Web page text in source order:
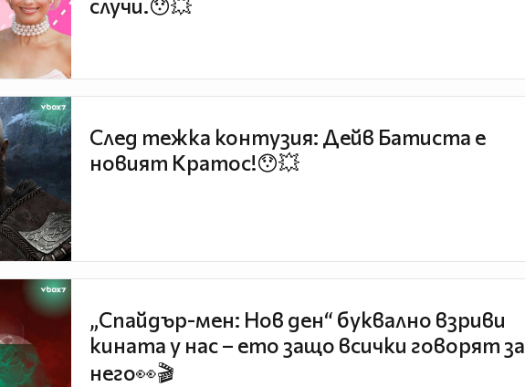
случи.😯💥
След тежка контузия: Дейв Батиста е
новият Кратос!😯💥
„Спайдър-мен: Нов ден“ буквално взриви
кината у нас – ето защо всички говорят за
него👀🎬